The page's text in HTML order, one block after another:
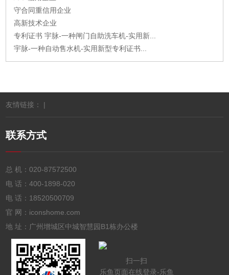
守合同重信用企业
高新技术企业
专利证书 宇脉-一种闸门自助洗车机-实用新...
宇脉-一种自动售水机-实用新型专利证书...
友情链接： |
联系方式
总 机：020-87572500
电 话：400-1898-020
电 话： 18520500709
官 网：iconshome.com
地 址：广州增城区中城智慧园B1栋办公楼
扫一扫
乐鱼页面在线登录-乐鱼